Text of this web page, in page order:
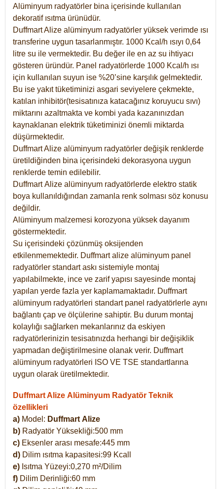
Alüminyum radyatörler bina içerisinde kullanılan
dekoratif ısıtma ürünüdür.
Duffmart Alize alüminyum radyatörler yüksek verimde ısı
transferine uygun tasarlanmıştır. 1000 Kcal/h ısıyı 0,64
litre su ile vermektedir. Bu değer ile en az su ihtiyacı
gösteren üründür. Panel radyatörlerde 1000 Kcal/h ısı
için kullanılan suyun ise %20’sine karşılık gelmektedir.
Bu ise yakıt tüketiminizi asgari seviyelere çekmekte,
katılan inhibitör(tesisatınıza katacağınız koruyucu sıvı)
miktarını azaltmakta ve kombi yada kazanınızdan
kaynaklanan elektrik tüketiminizi önemli miktarda
düşürmektedir.
Duffmart Alize alüminyum radyatörler değişik renklerde
üretildiğinden bina içerisindeki dekorasyona uygun
renklerde temin edilebilir.
DuffmartAlize alüminyum radyatörlerde elektro statik
boya kullanıldığından zamanla renk solması söz konusu
değildir.
Alüminyum malzemesi korozyona yüksek dayanım
göstermektedir.
Su içerisindeki çözünmüş oksijenden
etkilenmemektedir. Duffmart alize alüminyum panel
radyatörler standart askı sistemiyle montaj
yapılabilmekte, ince ve zarif yapısı sayesinde montaj
yapılan yerde fazla yer kaplamamaktadır. Duffmart
alüminyum radyatörleri standart panel radyatörlerle aynı
bağlantı çap ve ölçülerine sahiptir. Bu durum montaj
kolaylığı sağlarken mekanlarınız da eskiyen
radyatörlerinizin tesisatınızda herhangi bir değişiklik
yapmadan değiştirilmesine olanak verir. Duffmart
alüminyum radyatörleri ISO VE TSE standartlarına
uygun olarak üretilmektedir.
Duffmart Alize Alüminyum Radyatör Teknik
özellikleri
a) Model: Duffmart Alize
b) Radyatör Yüksekliği:500 mm
c) Eksenler arası mesafe:445 mm
d) Dilim ısıtma kapasitesi:99 Kcall
e) Isıtma Yüzeyi:0,270 m²/Dilim
f) Dilim Derinliği:60 mm